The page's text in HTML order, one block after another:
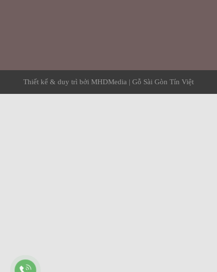
Thiết kế & duy trì bởi MHDMedia | Gỗ Sài Gòn Tín Việt